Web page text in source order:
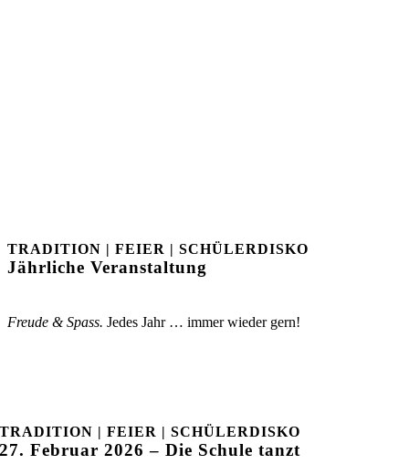
TRADITION | FEIER | SCHÜLERDISKO
Jährliche Veranstaltung
Freude & Spass. Jedes Jahr … immer wieder gern!
TRADITION | FEIER | SCHÜLERDISKO
27. Februar 2026 – Die Schule tanzt